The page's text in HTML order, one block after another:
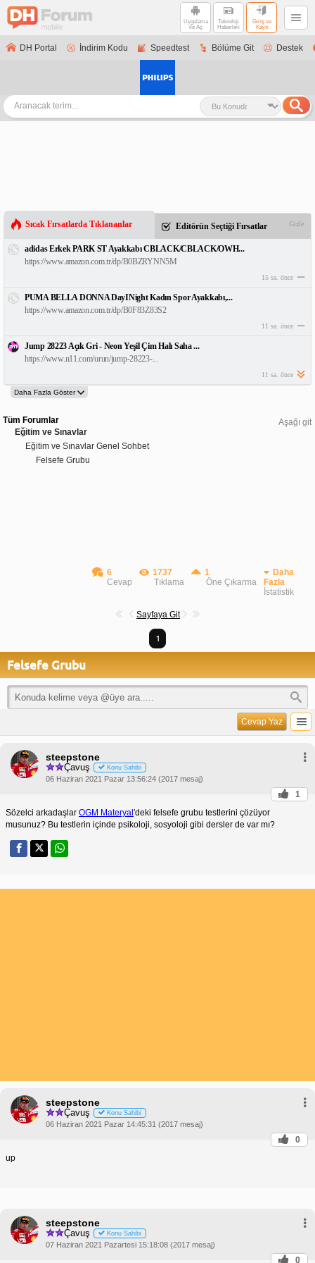
Uygulama
ile Aç
Teknoloji
Haberleri
Giriş ve
Kayıt
DH Portal İndirim Kodu Speedtest Bölüme Git Destek
Sıcak Fırsatlarda Tıklananlar Editörün Seçtiği Fırsatlar Gizle
adidas Erkek PARK ST Ayakkabı CBLACK/CBLACK/OWH...
https://www.amazon.com.tr/dp/B0BZRYNN5M
15 sa. önce
PUMA BELLA DONNA DayINight Kadın Spor Ayakkabı,...
https://www.amazon.com.tr/dp/B0F83Z83S2
11 sa. önce
Jump 28223 Açık Gri - Neon Yeşil Çim Halı Saha ...
https://www.n11.com/urun/jump-28223-...
11 sa. önce
Aşağı git
Tüm Forumlar
Eğitim ve Sınavlar
Eğitim ve Sınavlar Genel Sohbet
Felsefe Grubu
6
Cevap
1737
Tıklama
1
Öne Çıkarma
Daha
Fazla
İstatistik
Sayfaya Git
1
Felsefe Grubu
Cevap Yaz
steepstone
Çavuş Konu Sahibi
06 Haziran 2021 Pazar 13:56:24 (2017 mesaj)
1
Sözelci arkadaşlar OGM Materyal'deki felsefe grubu testlerini çözüyor
musunuz? Bu testlerin içinde psikoloji, sosyoloji gibi dersler de var mı?
steepstone
Çavuş Konu Sahibi
06 Haziran 2021 Pazar 14:45:31 (2017 mesaj)
0
up
steepstone
Çavuş Konu Sahibi
07 Haziran 2021 Pazartesi 15:18:08 (2017 mesaj)
0